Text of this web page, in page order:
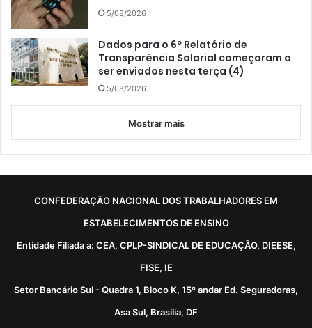
5/08/2026
Dados para o 6º Relatório de
Transparência Salarial começaram a
ser enviados nesta terça (4)
5/08/2026
Mostrar mais
CONFEDERAÇÃO NACIONAL DOS TRABALHADORES EM
ESTABELECIMENTOS DE ENSINO
Entidade Filiada a: CEA, CPLP-SINDICAL DE EDUCAÇÃO, DIEESE,
FISE, IE
Setor Bancário Sul - Quadra 1, Bloco K, 15º andar Ed. Seguradoras,
Asa Sul, Brasília, DF